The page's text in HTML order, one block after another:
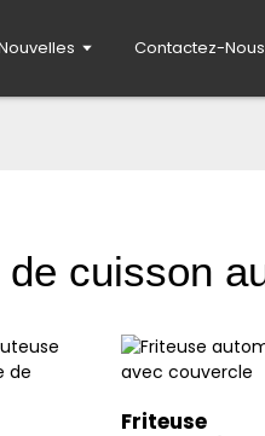
Contactez-Nous
cuisson
Friteuse